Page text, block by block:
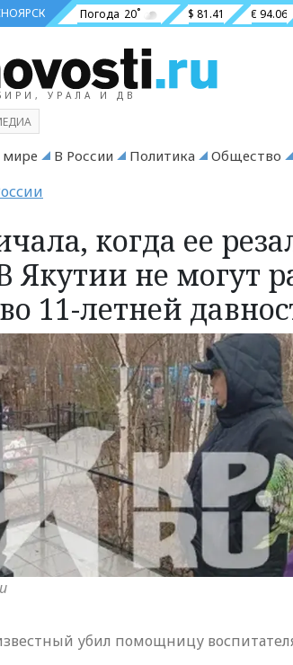
Погода 20˚ $ 81.41 € 94.06
УРАЛА И ДВ
мире В России Политика Общество
когда ее
Якутии не могут
11-летней
убил помощницу